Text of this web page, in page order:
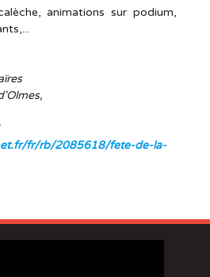
animations sur podium,
fr/rb/2085618/fete-de-la-